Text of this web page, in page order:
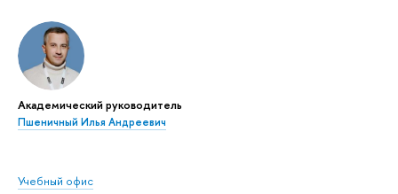
Академический руководитель
Пшеничный Илья Андреевич
Учебный офис